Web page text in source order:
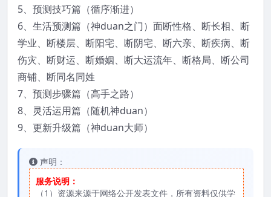
5、预测技巧篇（循序渐进）
6、生活预测篇（神duan之门）面断性格、断长相、断
学业、断楼层、断阳宅、断阴宅、断六亲、断疾病、断
伤灾、断财运、断婚姻、断大运流年、断格局、断公司
商铺、断同名同姓
7、预测步骤篇（高手之路）
8、灵活运用篇（随机神duan）
9、更新升级篇（神duan大师）
声明：
服务说明：
（1）资源来源于网络公开发表文件，所有资料仅供学